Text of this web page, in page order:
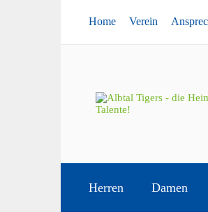
Home Verein
Herren Damen